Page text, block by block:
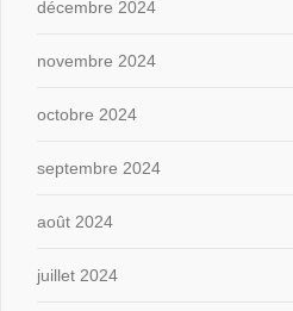
décembre 2024
novembre 2024
octobre 2024
septembre 2024
août 2024
juillet 2024